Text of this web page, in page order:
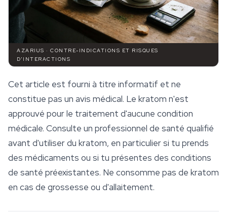
AZARIUS · CONTRE-INDICATIONS ET RISQUES
D'INTERACTIONS
Cet article est fourni à titre informatif et ne
constitue pas un avis médical. Le kratom n'est
approuvé pour le traitement d'aucune condition
médicale. Consulte un professionnel de santé qualifié
avant d'utiliser du kratom, en particulier si tu prends
des médicaments ou si tu présentes des conditions
de santé préexistantes. Ne consomme pas de kratom
en cas de grossesse ou d'allaitement.